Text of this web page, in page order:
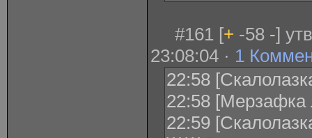
#161 [+ -58 -]
23:08:04 · 1
22:58
22:58 [Мерзафка
22:59